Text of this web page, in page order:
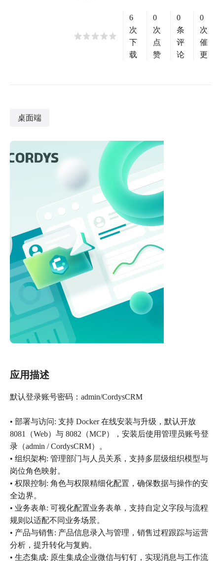
6
次
下
载
0
次
点
赞
0
条
评
论
0
次
催
更
桌面端
应用描述
默认登录账号密码：admin/CordysCRM
• 部署与访问: 支持 Docker 在线安装与升级，默认开放
8081（Web）与 8082（MCP），安装后使用管理员账号登
录（admin / CordysCRM）。
• 组织架构: 管理部门与人员关系，支持多层级组织模型与
岗位角色映射。
• 权限控制: 角色与权限精细化配置，确保数据与操作的安
全边界。
• 业务表单: 可视化配置业务表单，支持自定义字段与流程
规则以适配不同业务场景。
• 产品与销售: 产品信息录入与管理，销售过程跟踪与运营
分析，提升转化与复购。
• 生态集成: 原生集成企业微信与钉钉，实现消息与工作流